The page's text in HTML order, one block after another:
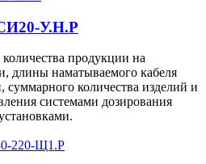
У.Н.Р
количества продукции на
длины наматываемого кабеля
суммарного количества изделий и
системами дозирования